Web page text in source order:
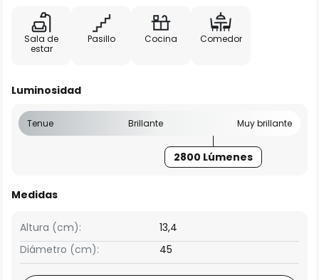
Sala de
estar
Pasillo Cocina Comedor
Luminosidad
Tenue Brillante Muy brillante
2800 Lúmenes
Medidas
Altura (cm):
13,4
Diámetro (cm):
45